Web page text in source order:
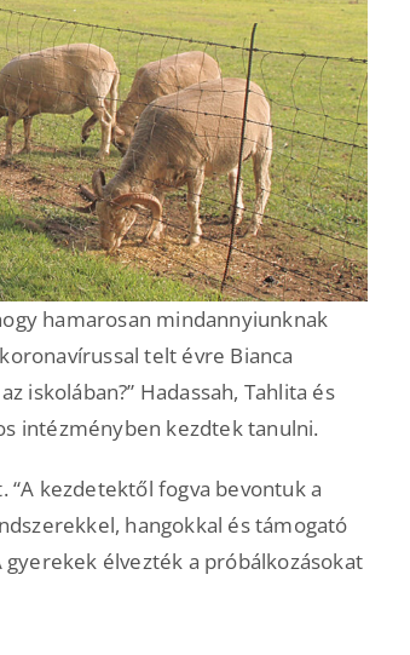
hamarosan mindannyiunknak
telt évre Bianca
iskolában?” Hadassah, Tahlita és
intézményben kezdtek tanulni.
kezdetektől fogva bevontuk a
hangokkal és támogató
élvezték a próbálkozásokat